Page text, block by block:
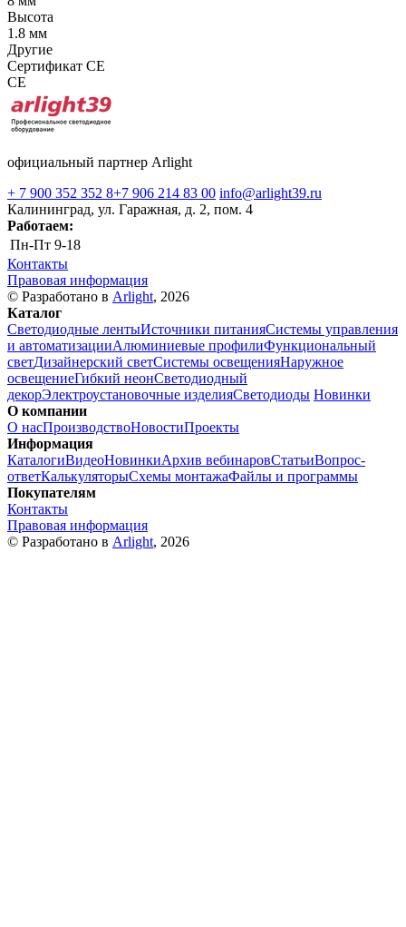
Высота
1.8 мм
Другие
Сертификат CE
CE
официальный партнер Arlight
+ 7 900 352 352 8+7 906 214 83 00 info@arlight39.ru
Калининград, ул. Гаражная, д. 2, пом. 4
Работаем:
Пн-Пт 9-18
Контакты
Правовая информация
© Разработано в Arlight, 2026
Каталог
Светодиодные лентыИсточники питанияСистемы управления
и автоматизацииАлюминиевые профилиФункциональный
светДизайнерский светСистемы освещенияНаружное
освещениеГибкий неонСветодиодный
декорЭлектроустановочные изделияСветодиоды Новинки
О компании
О насПроизводствоНовостиПроекты
Информация
КаталогиВидеоНовинкиАрхив вебинаровСтатьиВопрос-
ответКалькуляторыСхемы монтажаФайлы и программы
Покупателям
Контакты
Правовая информация
© Разработано в Arlight, 2026